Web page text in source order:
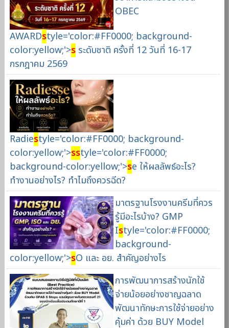
OBEC
AWARDstyle='color:#FF0000; background-
color:yellow;'>s ระดับชาติ ครั้งที่ 12 วันที่ 16-17
กรกฎาคม 2569
Radiestyle='color:#FF0000; background-
color:yellow;'>sstyle='color:#FF0000;
background-color:yellow;'>se ให้ผลลัพธ์อะไร?
ทำงานอย่างไร? ทำไมถึงควรฉีด?
มาตรฐานโรงงานครีมที่ควร
รู้มีอะไรบ้าง? GMP
Istyle='color:#FF0000;
background-
color:yellow;'>sO และ อย. สำคัญอย่างไร
การพัฒนาการสร้างนักใช้
จ่ายน้อยอย่างชาญฉลาด
พัฒนาทักษะการใช้จ่ายอย่าง
คุ้มค่า ด้วย BUY Model